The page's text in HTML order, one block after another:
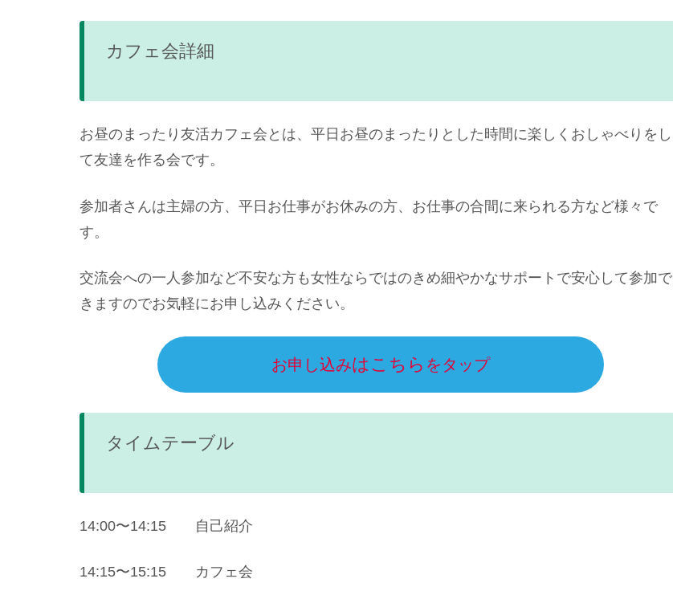
カフェ会詳細
お昼のまったり友活カフェ会とは、平日お昼のまったりとした時間に楽しくおしゃべりをし
て友達を作る会です。
参加者さんは主婦の方、平日お仕事がお休みの方、お仕事の合間に来られる方など様々で
す。
交流会への一人参加など不安な方も女性ならではのきめ細やかなサポートで安心して参加で
きますのでお気軽にお申し込みください。
お申し込みはこちら をタップ
タイムテーブル
14:00〜14:15 自己紹介
14:15〜15:15 カフェ会